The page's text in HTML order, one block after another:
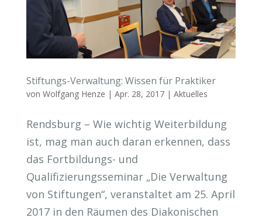
Stiftungs-Verwaltung: Wissen für Praktiker
von Wolfgang Henze | Apr. 28, 2017| Aktuelles
Rendsburg – Wie wichtig Weiterbildung
ist, mag man auch daran erkennen, dass
das Fortbildungs- und
Qualifizierungsseminar „Die Verwaltung
von Stiftungen“, veranstaltet am 25. April
2017 in den Räumen des Diakonischen